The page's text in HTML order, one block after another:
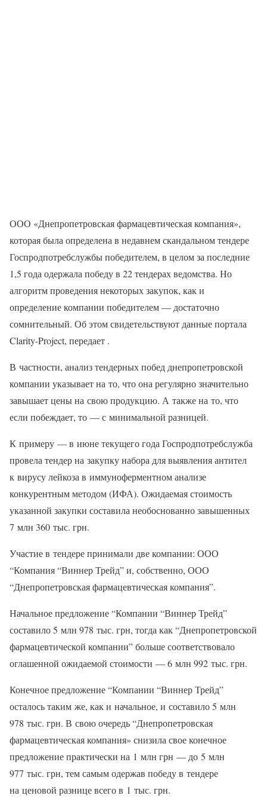
ООО «Днепропетровская фармацевтическая компания»,
которая была определена в недавнем скандальном тендере
Госпродпотребслужбы победителем, в целом за последние
1,5 года одержала победу в 22 тендерах ведомства. Но
алгоритм проведения некоторых закупок, как и
определение компании победителем — достаточно
сомнительный. Об этом свидетельствуют данные портала
Clarity-Project, передает .
В частности, анализ тендерных побед днепропетровской
компании указывает на то, что она регулярно значительно
завышает цены на свою продукцию. А также на то, что
если побеждает, то — с минимальной разницей.
К примеру — в июне текущего года Госпродпотребслужба
провела тендер на закупку набора для выявления антител
к вирусу лейкоза в иммуноферментном анализе
конкурентным методом (ИФА). Ожидаемая стоимость
указанной закупки составила необоснованно завышенных
7 млн 360 тыс. грн.
Участие в тендере принимали две компании: ООО
“Компания “Виннер Трейд” и, собственно, ООО
“Днепропетровская фармацевтическая компания”.
Начальное предложение “Компании “Виннер Трейд”
составило 5 млн 978 тыс. грн, тогда как “Днепропетровской
фармацевтической компании” больше соответствовало
оглашенной ожидаемой стоимости — 6 млн 992 тыс. грн.
Конечное предложение “Компании “Виннер Трейд”
осталось таким же, как и начальное, и составило 5 млн
978 тыс. грн. В свою очередь “Днепропетровская
фармацевтическая компания» снизила свое конечное
предложение практически на 1 млн грн — до 5 млн
977 тыс. грн, тем самым одержав победу в тендере
на ценовой разнице всего в 1 тыс. грн.